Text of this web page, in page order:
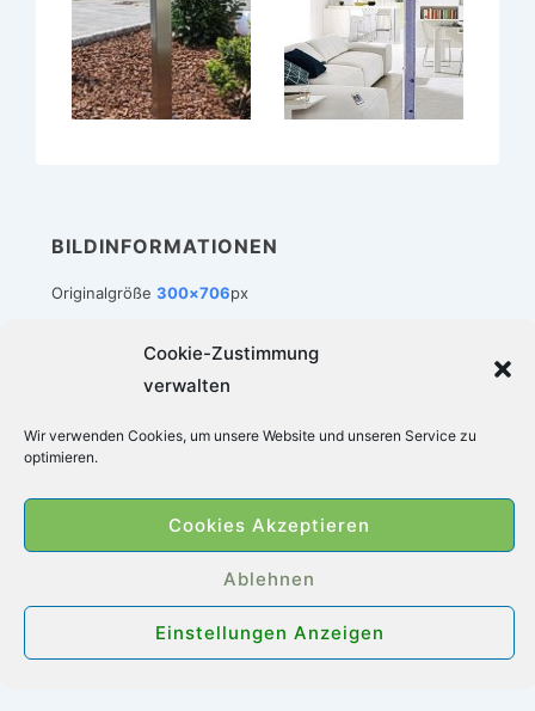
Cookie-Zustimmung
verwalten
Wir verwenden Cookies, um unsere Website und unseren Service zu
optimieren.
Cookies Akzeptieren
Ablehnen
Einstellungen Anzeigen
BILDINFORMATIONEN
Originalgröße 300×706px
Footer-
Menü
Datenschutz
Copyright © 2026Zimmerbrunnen-Welt|
Präsentiert vonResponsive-Theme